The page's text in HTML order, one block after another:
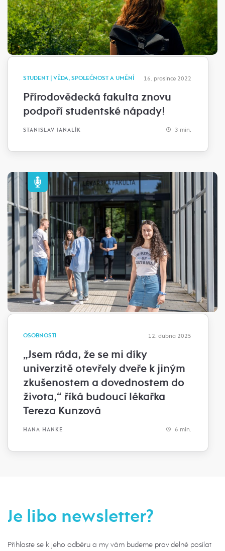
STUDENT | VĚDA, SPOLEČNOST A UMĚNÍ 16. prosince 2022
Přírodovědecká fakulta znovu
podpoří studentské nápady!
STANISLAV JANALÍK 3 min.
OSOBNOSTI 12. dubna 2025
„Jsem ráda, že se mi díky
univerzitě otevřely dveře k jiným
zkušenostem a dovednostem do
života,“ říká budoucí lékařka
Tereza Kunzová
HANA HANKE 6 min.
Je libo newsletter?
Přihlaste se k jeho odběru a my vám budeme pravidelně posílat